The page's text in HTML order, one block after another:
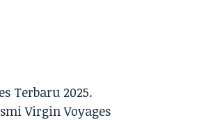
Terbaru 2025.
Virgin Voyages